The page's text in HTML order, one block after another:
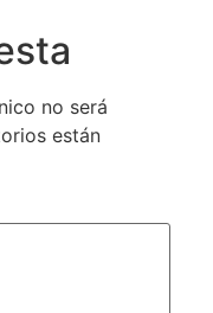
no será
están